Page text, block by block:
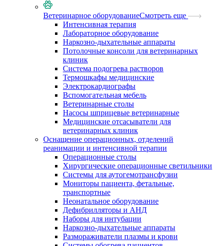
Ветеринарное оборудованиеСмотреть еще
Интенсивная терапия
Лабораторное оборудование
Наркозно-дыхательные аппараты
Потолочные консоли для ветеринарных
клиник
Система подогрева растворов
Термошкафы медицинские
Электрокардиографы
Вспомогательная мебель
Ветеринарные столы
Насосы шприцевые ветеринарные
Медицинские отсасыватели для
ветеринарных клиник
Оснащение операционных, отделений
реанимации и интенсивной терапии
Операционные столы
Хирургические операционные светильники
Системы для аутогемотрансфузии
Мониторы пациента, фетальные,
транспортные
Неонатальное оборудование
Дефибрилляторы и АНД
Наборы для интубации
Наркозно-дыхательные аппараты
Размораживатели плазмы и крови